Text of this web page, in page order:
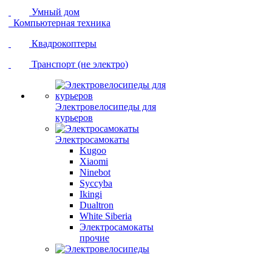
Умный дом
Компьютерная техника
Квадрокоптеры
Транспорт (не электро)
Электровелосипеды для
курьеров
Электросамокаты
Kugoo
Xiaomi
Ninebot
Syccyba
Ikingi
Dualtron
White Siberia
Электросамокаты
прочие